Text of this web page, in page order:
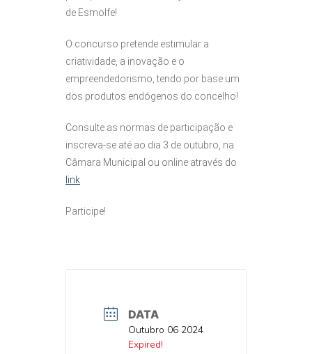
de Esmolfe!
O concurso pretende estimular a
criatividade, a inovação e o
empreendedorismo, tendo por base um
dos produtos endógenos do concelho!
Consulte as normas de participação e
inscreva-se até ao dia 3 de outubro, na
Câmara Municipal ou online através do
link
Participe!
DATA
DATAOutubro 06 2024
DATAExpired!